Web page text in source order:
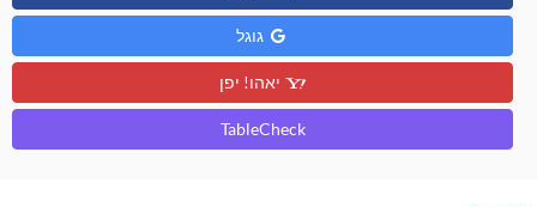
גוגל
יאהו! יפן
TableCheck